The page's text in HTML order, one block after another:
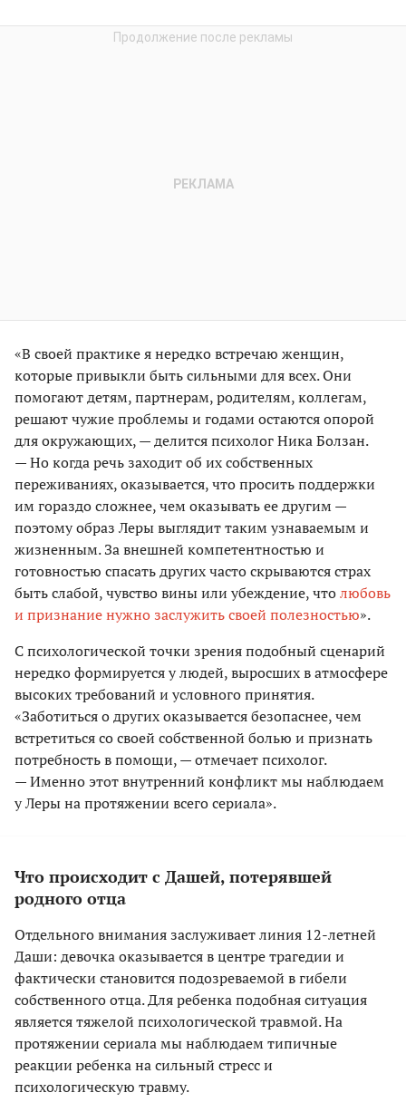
«В своей практике я нередко встречаю женщин,
которые привыкли быть сильными для всех. Они
помогают детям, партнерам, родителям, коллегам,
решают чужие проблемы и годами остаются опорой
для окружающих, — делится психолог Ника Болзан.
— Но когда речь заходит об их собственных
переживаниях, оказывается, что просить поддержки
им гораздо сложнее, чем оказывать ее другим —
поэтому образ Леры выглядит таким узнаваемым и
жизненным. За внешней компетентностью и
готовностью спасать других часто скрываются страх
быть слабой, чувство вины или убеждение, чтолюбовь
и признание нужно заслужить своей полезностью».
С психологической точки зрения подобный сценарий
нередко формируется у людей, выросших в атмосфере
высоких требований и условного принятия.
«Заботиться о других оказывается безопаснее, чем
встретиться со своей собственной болью и признать
потребность в помощи, — отмечает психолог.
— Именно этот внутренний конфликт мы наблюдаем
у Леры на протяжении всего сериала».
Что происходит с Дашей, потерявшей
родного отца
Отдельного внимания заслуживает линия 12-летней
Даши: девочка оказывается в центре трагедии и
фактически становится подозреваемой в гибели
собственного отца. Для ребенка подобная ситуация
является тяжелой психологической травмой. На
протяжении сериала мы наблюдаем типичные
реакции ребенка на сильный стресс и
психологическую травму.